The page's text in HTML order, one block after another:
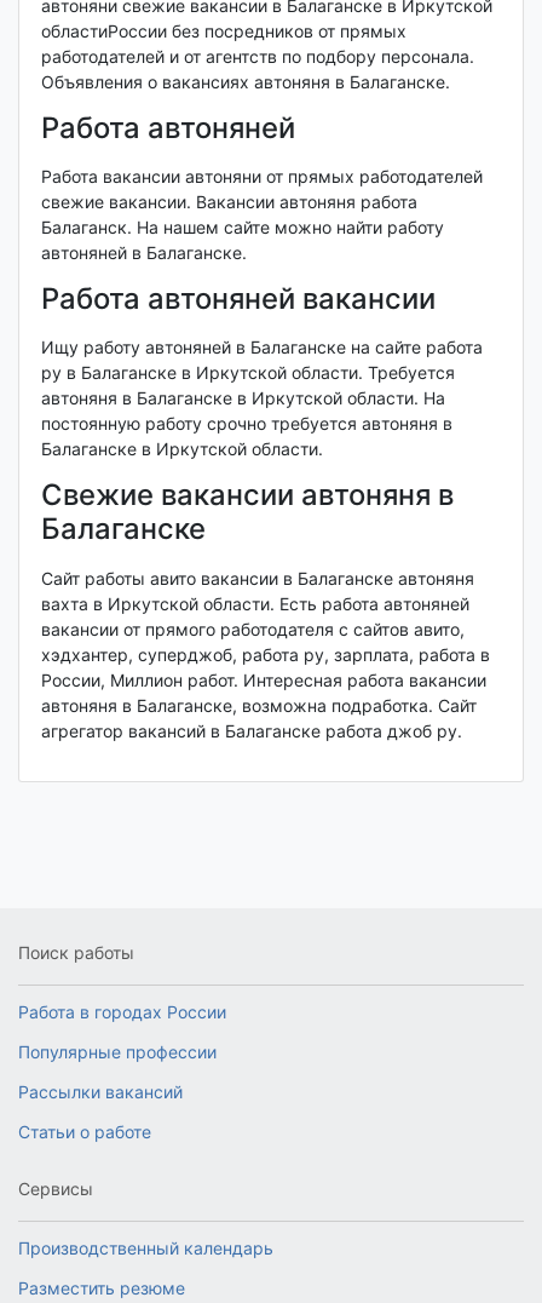
автоняни свежие вакансии в Балаганске в Иркутской
областиРоссии без посредников от прямых
работодателей и от агентств по подбору персонала.
Объявления о вакансиях автоняня в Балаганске.
Работа автоняней
Работа вакансии автоняни от прямых работодателей
свежие вакансии. Вакансии автоняня работа
Балаганск. На нашем сайте можно найти работу
автоняней в Балаганске.
Работа автоняней вакансии
Ищу работу автоняней в Балаганске на сайте работа
ру в Балаганске в Иркутской области. Требуется
автоняня в Балаганске в Иркутской области. На
постоянную работу срочно требуется автоняня в
Балаганске в Иркутской области.
Свежие вакансии автоняня в
Балаганске
Сайт работы авито вакансии в Балаганске автоняня
вахта в Иркутской области. Есть работа автоняней
вакансии от прямого работодателя с сайтов авито,
хэдхантер, суперджоб, работа ру, зарплата, работа в
России, Миллион работ. Интересная работа вакансии
автоняня в Балаганске, возможна подработка. Сайт
агрегатор вакансий в Балаганске работа джоб ру.
Поиск работы
Работа в городах России
Популярные профессии
Рассылки вакансий
Статьи о работе
Сервисы
Производственный календарь
Разместить резюме